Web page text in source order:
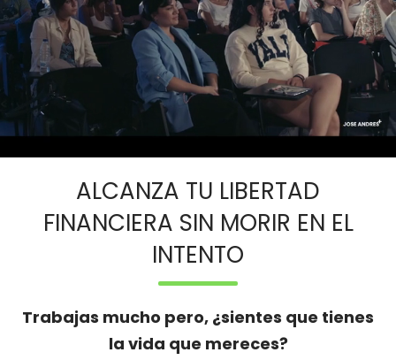
ALCANZA TU LIBERTAD
FINANCIERA SIN MORIR EN EL
INTENTO
Trabajas mucho pero, ¿sientes que tienes
la vida que mereces?